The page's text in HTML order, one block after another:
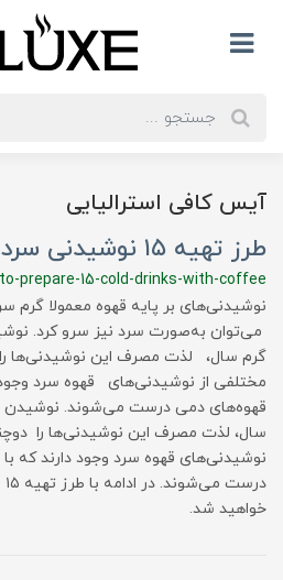
آیس کافی استرالیایی
طرز تهیه ۱۵ نوشیدنی سرد با قهوه
prepare-15-cold-drinks-with-coffee
نوشیدنی‌های بر پایه قهوه معمولا گرم
می‌توان به‌صورت سرد نیز سرو کرد.
گرم سال، لذت مصرف این نوشیدنی‌ها را
مختلفی از نوشیدنی‌های قهوه سرد وجود
قهوه‌های دمی درست می‌شوند. نوشیدن
سال، لذت مصرف این نوشیدنی‌ها را
نوشیدنی‌های قهوه سرد وجود دارند که
خواهید شد.